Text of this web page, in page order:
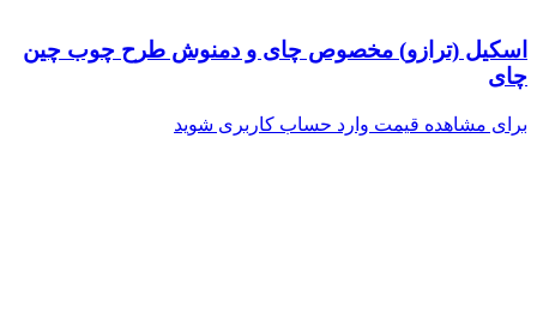
اسکیل (ترازو) مخصوص چای و دمنوش طرح چوب چین
چای
برای مشاهده قیمت وارد حساب کاربری شوید